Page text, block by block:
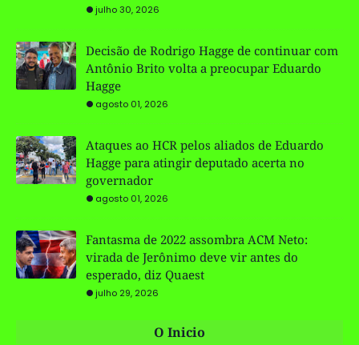
julho 30, 2026
Decisão de Rodrigo Hagge de continuar com
Antônio Brito volta a preocupar Eduardo
Hagge
agosto 01, 2026
Ataques ao HCR pelos aliados de Eduardo
Hagge para atingir deputado acerta no
governador
agosto 01, 2026
Fantasma de 2022 assombra ACM Neto:
virada de Jerônimo deve vir antes do
esperado, diz Quaest
julho 29, 2026
O Inicio